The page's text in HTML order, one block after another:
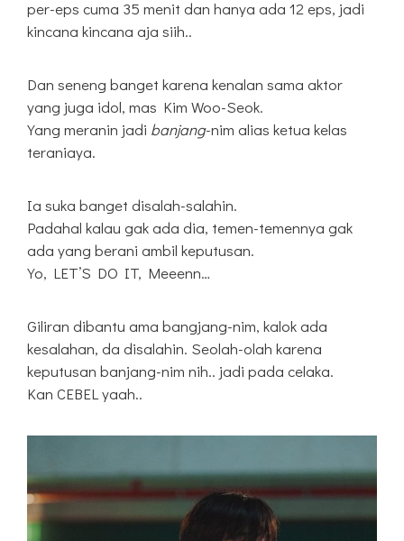
per-eps cuma 35 menit dan hanya ada 12 eps, jadi
kincana kincana aja siih..
Dan seneng banget karena kenalan sama aktor
yang juga idol, mas Kim Woo-Seok.
Yang meranin jadi banjang-nim alias ketua kelas
teraniaya.
Ia suka banget disalah-salahin.
Padahal kalau gak ada dia, temen-temennya gak
ada yang berani ambil keputusan.
Yo, LET’S DO IT, Meeenn…
Giliran dibantu ama bangjang-nim, kalok ada
kesalahan, da disalahin. Seolah-olah karena
keputusan banjang-nim nih.. jadi pada celaka.
Kan CEBEL yaah..